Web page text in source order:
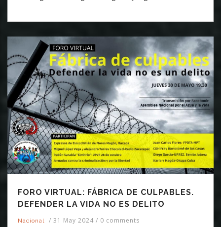
FORO VIRTUAL: FÁBRICA DE CULPABLES.
DEFENDER LA VIDA NO ES DELITO
Nacional / 31 May 2024 / 0 comments